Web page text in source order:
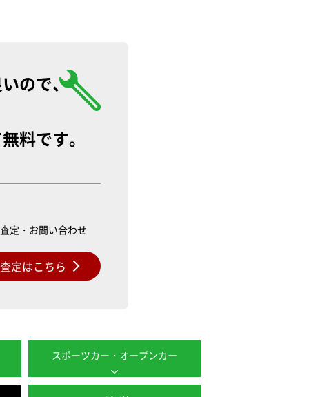
ので、
料です。
定・お問い合わせ
定はこちら
スポーツカー・オープンカー